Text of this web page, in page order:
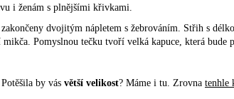
i ženám s plnějšími křivkami.
dvojitým nápletem s žebrováním. Střih s
mikča. Pomyslnou tečku tvoří velká kapuce, která bude
by vás větší velikost? Máme i tu. Zrovna tenhle